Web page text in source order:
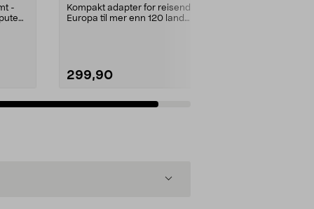
-
Kompakt adapter for reisende fra
Europa til mer enn 120 land
299,90